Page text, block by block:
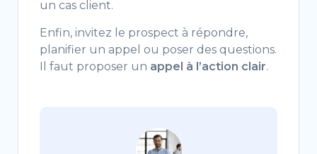
un cas client.
Enfin, invitez le prospect à répondre,
planifier un appel ou poser des questions.
Il faut proposer un appel à l’action clair.